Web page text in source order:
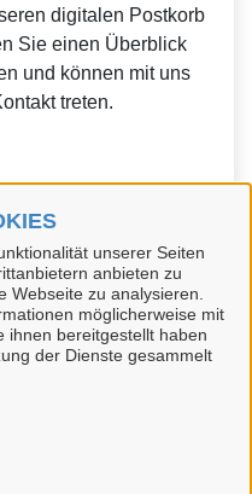
unserer Seiten
anbieten zu
Webseite zu analysieren.
möglicherweise mit
ihnen bereitgestellt haben
der Dienste gesammelt
digitalen Postkorb
Sie einen Überblick
und können mit uns
treten.
finden Sie auf der
Bundes.